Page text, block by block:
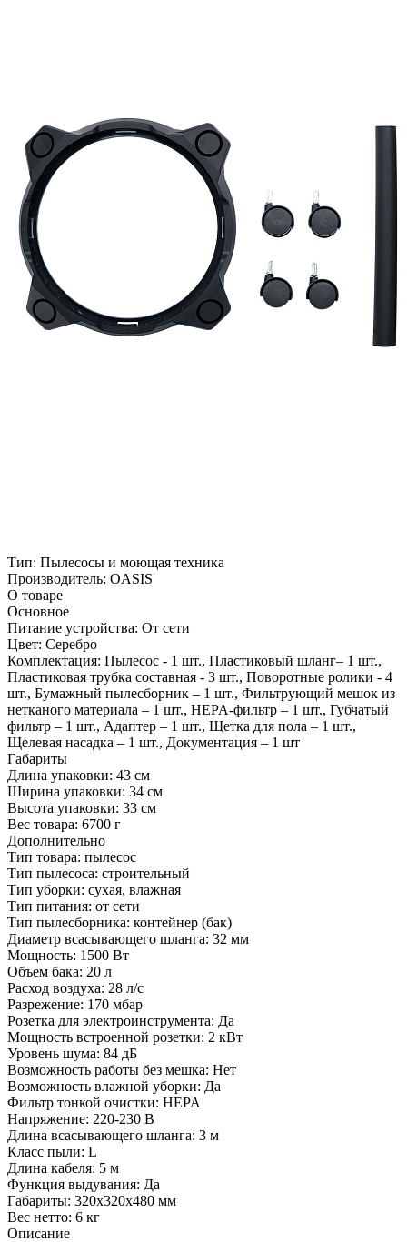
Тип: Пылесосы и моющая техника
Производитель: OASIS
О товаре
Основное
Питание устройства: От сети
Цвет: Серебро
Комплектация: Пылесос - 1 шт., Пластиковый шланг– 1 шт.,
Пластиковая трубка составная - 3 шт., Поворотные ролики - 4
шт., Бумажный пылесборник – 1 шт., Фильтрующий мешок из
нетканого материала – 1 шт., HEPA-фильтр – 1 шт., Губчатый
фильтр – 1 шт., Адаптер – 1 шт., Щетка для пола – 1 шт.,
Щелевая насадка – 1 шт., Документация – 1 шт
Габариты
Длина упаковки: 43 см
Ширина упаковки: 34 см
Высота упаковки: 33 см
Вес товара: 6700 г
Дополнительно
Тип товара: пылесос
Тип пылесоса: строительный
Тип уборки: сухая, влажная
Тип питания: от сети
Тип пылесборника: контейнер (бак)
Диаметр всасывающего шланга: 32 мм
Мощность: 1500 Вт
Объем бака: 20 л
Расход воздуха: 28 л/с
Разрежение: 170 мбар
Розетка для электроинструмента: Да
Мощность встроенной розетки: 2 кВт
Уровень шума: 84 дБ
Возможность работы без мешка: Нет
Возможность влажной уборки: Да
Фильтр тонкой очистки: HEPA
Напряжение: 220-230 В
Длина всасывающего шланга: 3 м
Класс пыли: L
Длина кабеля: 5 м
Функция выдувания: Да
Габариты: 320х320х480 мм
Вес нетто: 6 кг
Описание